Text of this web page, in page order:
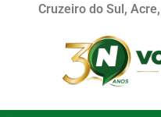
Cruzeiro do Sul,